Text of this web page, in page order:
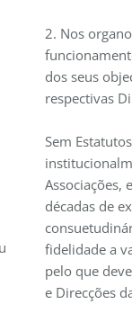
2. Nos
dos seus
respectivas
Sem
Associações,
décadas de
fidelidade a
pelo que
e Direcções